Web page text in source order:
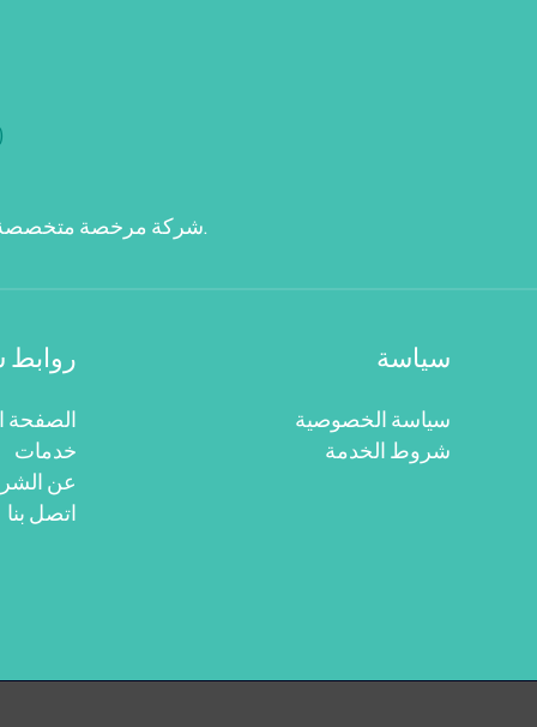
شركة مرخصة متخصصة في شراء الخردة والمعادن المستعملة في الدمام وجميع مدن المنطقة الشرقية منذ 2021.
روابط
الصفحة
خدمات
عن
اتصل بنا
سياسة
سياسة الخصوصية
شروط الخدمة